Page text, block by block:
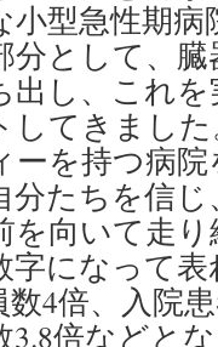
小型急性期
分として、
出し、これ
してきまし
ーを持つ病
分たちを信
を向いて走
字になって
4倍、入院
3.8倍などと